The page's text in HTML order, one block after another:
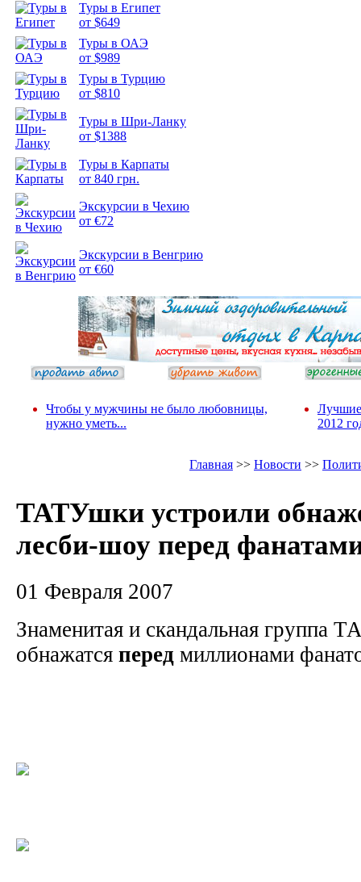
Туры в Египет
от $649
Туры в ОАЭ
от $989
Туры в Турцию
от $810
Туры в Шри-Ланку
от $1388
Туры в Карпаты
от 840 грн.
Экскурсии в Чехию
от €72
Экскурсии в Венгрию
от €60
Чтобы у мужчины не было любовницы,
нужно уметь...
Лучшие
2012
Главная >> Новости >>
ТАТУшки устроили
лесби-шоу перед
01 Февраля 2007
Знаменитая и скандальная группа
обнажатся перед миллионами